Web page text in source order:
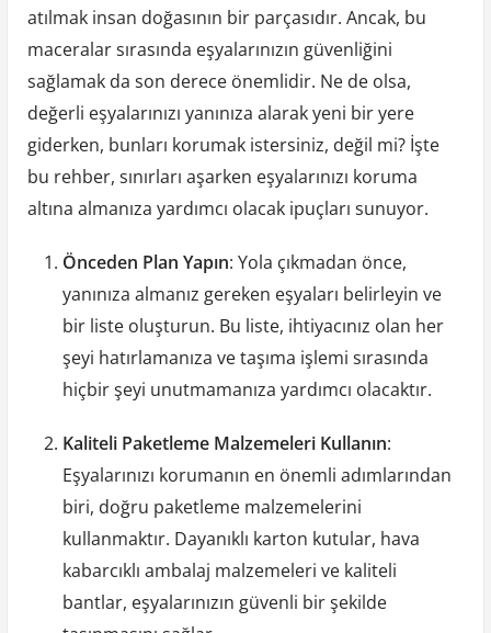
atılmak insan doğasının bir parçasıdır. Ancak, bu
maceralar sırasında eşyalarınızın güvenliğini
sağlamak da son derece önemlidir. Ne de olsa,
değerli eşyalarınızı yanınıza alarak yeni bir yere
giderken, bunları korumak istersiniz, değil mi? İşte
bu rehber, sınırları aşarken eşyalarınızı koruma
altına almanıza yardımcı olacak ipuçları sunuyor.
Önceden Plan Yapın: Yola çıkmadan önce,
yanınıza almanız gereken eşyaları belirleyin ve
bir liste oluşturun. Bu liste, ihtiyacınız olan her
şeyi hatırlamanıza ve taşıma işlemi sırasında
hiçbir şeyi unutmamanıza yardımcı olacaktır.
Kaliteli Paketleme Malzemeleri Kullanın:
Eşyalarınızı korumanın en önemli adımlarından
biri, doğru paketleme malzemelerini
kullanmaktır. Dayanıklı karton kutular, hava
kabarcıklı ambalaj malzemeleri ve kaliteli
bantlar, eşyalarınızın güvenli bir şekilde